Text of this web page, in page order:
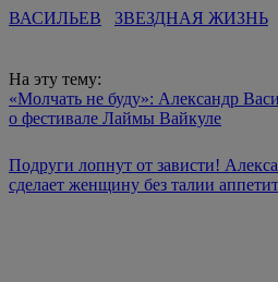
ВАСИЛЬЕВ ЗВЕЗДНАЯ ЖИЗНЬ
На эту тему:
«Молчать не буду»: Александр
о фестивале Лаймы Вайкуле
Подруги лопнут от зависти!
сделает женщину без талии